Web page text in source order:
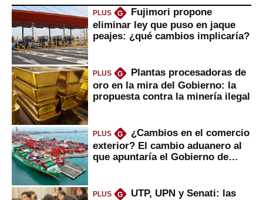
PLUS G
Fujimori propone
eliminar ley que puso en jaque
peajes: ¿qué cambios implicaría?
PLUS G
Plantas procesadoras de
oro en la mira del Gobierno: la
propuesta contra la minería ilegal
PLUS G
¿Cambios en el comercio
exterior? El cambio aduanero al
que apuntaría el Gobierno de
PLUS G
UTP, UPN y Senati: las